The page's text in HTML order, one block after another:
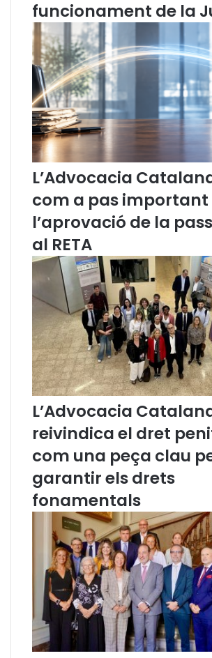
m
e
s
d
e
m
a
r
ç
n
a
l
L
l
e
i
e
S
e
e
t
a
t
C
i
u
a
d
n
a
a
l
u
o
d
P
e
n
funcionament de la
L’Advocacia
com a pas important
l’aprovació de la
al RETA
L’Advocacia
reivindica el dret
com una peça clau
garantir els drets
fonamentals